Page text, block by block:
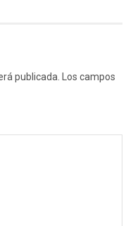
publicada.
Los campos